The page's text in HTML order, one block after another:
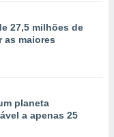
27,5 milhões de
as maiores
planeta
a apenas 25